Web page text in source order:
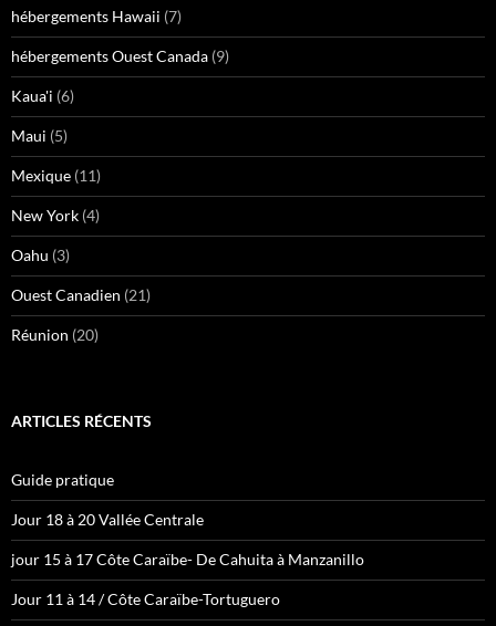
hébergements Hawaii (7)
hébergements Ouest Canada (9)
Kaua'i (6)
Maui (5)
Mexique (11)
New York (4)
Oahu (3)
Ouest Canadien (21)
Réunion (20)
ARTICLES RÉCENTS
Guide pratique
Jour 18 à 20 Vallée Centrale
jour 15 à 17 Côte Caraïbe- De Cahuita à Manzanillo
Jour 11 à 14 / Côte Caraïbe-Tortuguero